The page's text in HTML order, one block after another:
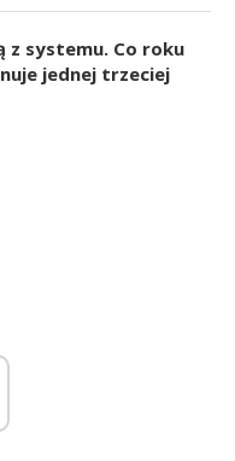
z systemu. Co roku
jednej trzeciej